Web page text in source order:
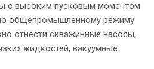
с высоким пусковым моментом
общепромышленному режиму
отнести скважинные насосы,
жидкостей, вакуумные